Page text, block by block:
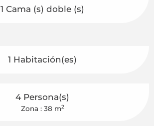
1 Cama (s) doble (s)
1 Habitación(es)
4 Persona(s)
Zona : 38 m2